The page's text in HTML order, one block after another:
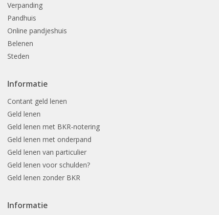
Verpanding
Pandhuis
Online pandjeshuis
Belenen
Steden
Informatie
Contant geld lenen
Geld lenen
Geld lenen met BKR-notering
Geld lenen met onderpand
Geld lenen van particulier
Geld lenen voor schulden?
Geld lenen zonder BKR
Informatie